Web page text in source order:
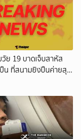
ย 19 บาดเจ็บสาหัส
น ที่สนามยิงปืนค่ายสุร
ตำรวจเร่งสอบสาเหตุ